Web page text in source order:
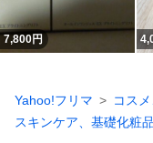
7,800円
Yahoo!フリマ
コス
スキンケア、基礎化粧品